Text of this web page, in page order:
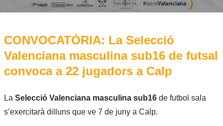
CONVOCATÒRIA: La Selecció
Valenciana masculina sub16 de futsal
convoca a 22 jugadors a Calp
La Selecció Valenciana masculina sub16 de futbol sala
s’exercitarà dilluns que ve 7 de juny a Calp.